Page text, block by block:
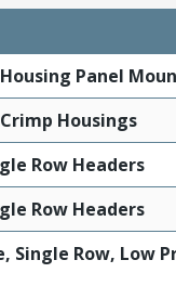
Panel
Housings
Row Headers
Row Headers
Single Row, Low